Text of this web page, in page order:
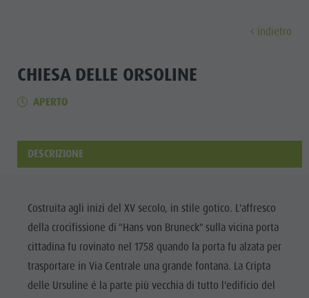
MUSEI
eventi
Benessere
Famiglia &
bambini
Musei
Località e dintorni
Tutti gli eventi
Benessere
Famiglia & bambini
Guida A-Z
Programma settimanale
Sentieri tematici
Parapendio
Volo in mongolfiera
Rafting & Canyoning
Arrampicare
Prenota vacanza
Mobilità locale
Webcam
Meteo
Contatto
Newsletter
Brunico città
Visite guidate
Must-sees
Ritiri
indietro
CHIESA DELLE ORSOLINE
APERTO
DESCRIZIONE
Costruita agli inizi del XV secolo, in stile gotico. L'affresco
della crocifissione di "Hans von Bruneck" sulla vicina porta
cittadina fu rovinato nel 1758 quando la porta fu alzata per
trasportare in Via Centrale una grande fontana. La Cripta
delle Ursuline é la parte più vecchia di tutto l'edificio del